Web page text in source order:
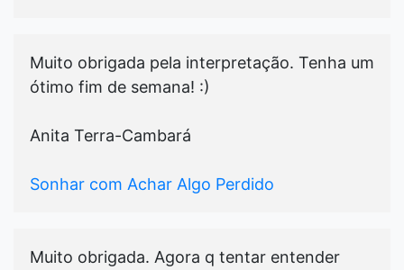
Muito obrigada pela interpretação. Tenha um
ótimo fim de semana! :)
Anita Terra-Cambará
Sonhar com Achar Algo Perdido
Muito obrigada. Agora q tentar entender